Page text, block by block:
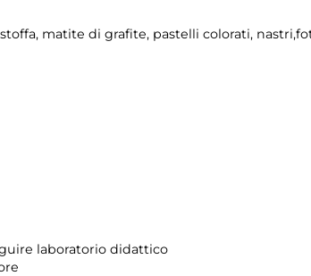
matite di grafite, pastelli colorati,
laboratorio didattico